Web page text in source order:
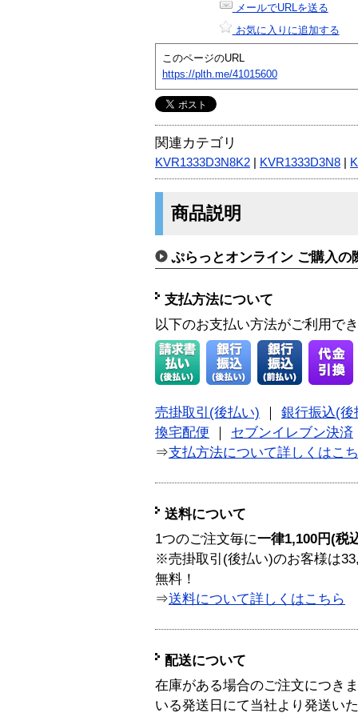
メールでURLを送る
お気に入りに追加する
このページのURL
https://plth.me/41015600
関連カテゴリ
KVR1333D3N8K2 KVR1333D3N8
商品説明
ぷらっとオンライン ご購入の
支払方法について
以下のお支払い方法がご利用で
売掛取引(後払い)
銀行振込(後
換宅配便
セブンイレブン決済
⇒支払方法について詳しくはこ
送料について
1つのご注文毎に一律1,100円(税
※売掛取引(後払い)のお客様は
無料！
⇒送料について詳しくはこちら
配送について
在庫がある場合のご注文につき
いる発送日にて当社より発送い